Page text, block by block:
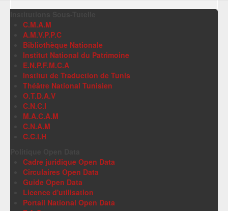
C.M.A.M
A.M.V.P.P.C
Bibliothèque Nationale
Institut National du Patrimoine
E.N.P.F.M.C.A
Institut de Traduction de Tunis
Théâtre National Tunisien
O.T.D.A.V
C.N.C.I
M.A.C.A.M
C.N.A.M
C.C.I.H
Cadre juridique Open Data
Circulaires Open Data
Guide Open Data
Licence d'utilisation
Portail National Open Data